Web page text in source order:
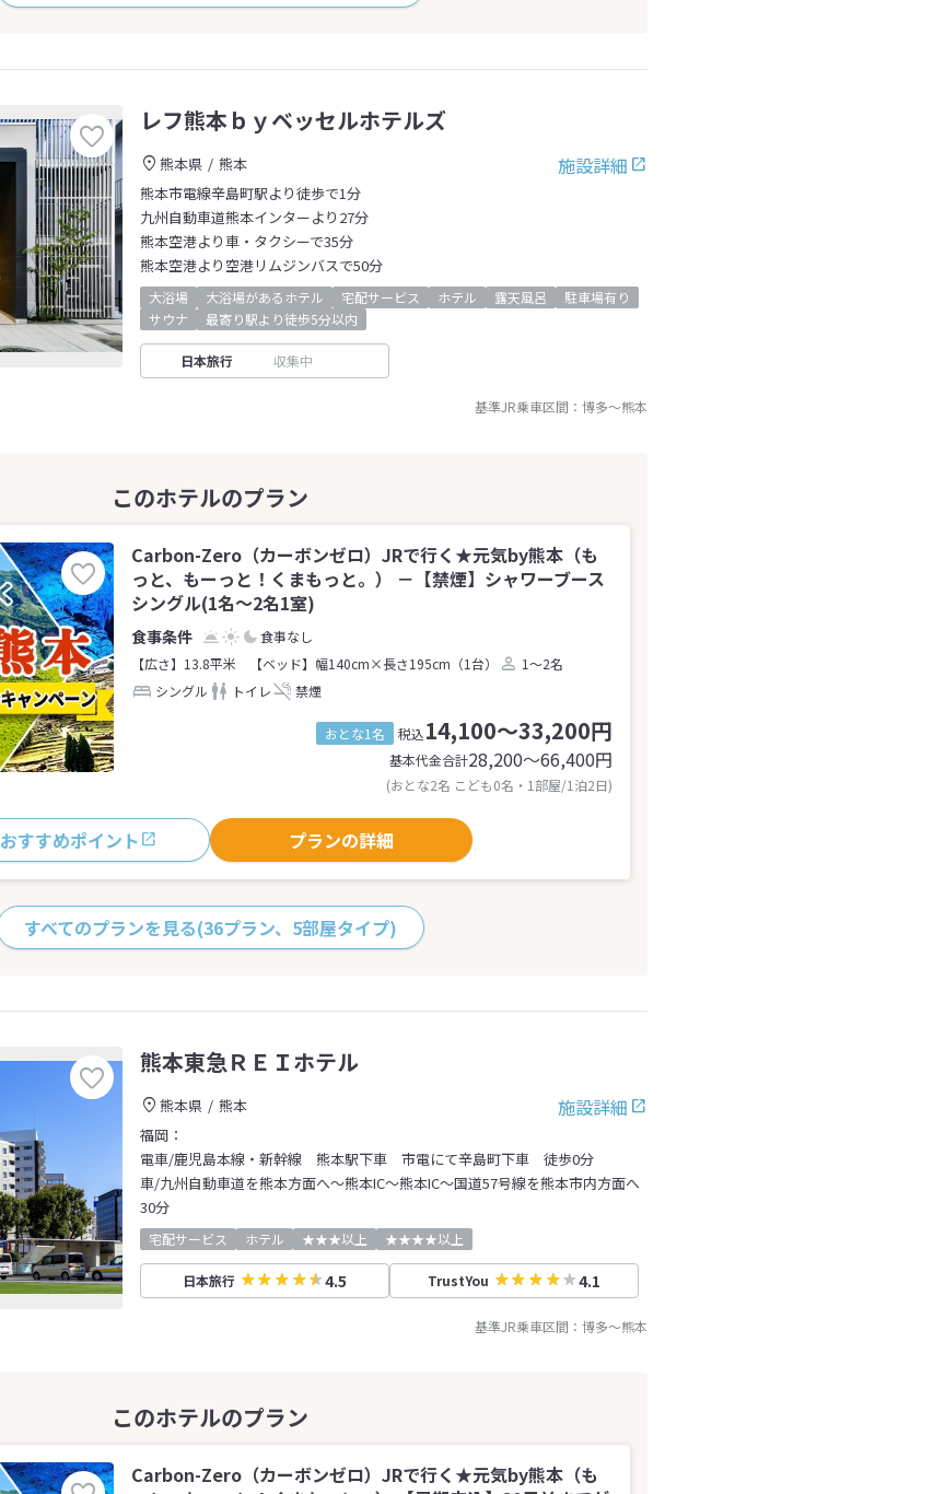
レフ熊本ｂｙベッセルホテルズ
施設詳細
熊本県
熊本
熊本市電線辛島町駅より徒歩で1分
九州自動車道熊本インターより27分
熊本空港より車・タクシーで35分
熊本空港より空港リムジンバスで50分
大浴場 大浴場があるホテル 宅配サービス ホテル 露天風呂
駐車場有り
サウナ
最寄り駅より徒歩5分以内
日本旅行 収集中
基準JR乗車区間： 博多～熊本
Carbon-Zero（カーボンゼロ）JRで行く★元気by熊本（も
っと、もーっと！くまもっと。） －【禁煙】シャワーブース
シングル(1名～2名1室)
食事なし
【広さ】13.8平米
【ベッド】幅140cm×長さ195cm（1台）
1～2名
シングル
トイレ 禁煙
おとな1名 税込14,100～33,200円
基本代金合計28,200〜66,400円
(おとな2名 こども0名・1部屋/1泊2日)
おすすめポイント プランの詳細
すべてのプランを見る(36プラン、5部屋タイプ)
熊本東急ＲＥＩホテル
施設詳細
熊本県
熊本
福岡：
電車/鹿児島本線・新幹線 熊本駅下車 市電にて辛島町下車 徒歩0分
車/九州自動車道を熊本方面へ～熊本IC～熊本IC～国道57号線を熊本市内方面へ
30分
宅配サービス ホテル ★★★以上 ★★★★以上
日本旅行 4.5 TrustYou 4.1
基準JR乗車区間： 博多～熊本
Carbon-Zero（カーボンゼロ）JRで行く★元気by熊本（も